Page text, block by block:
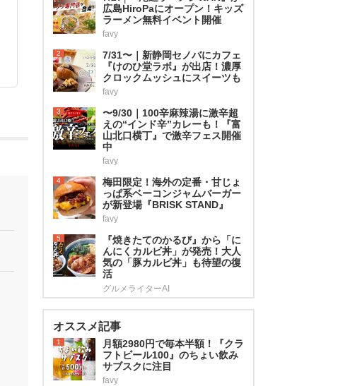
広島HiroPaにオープン！キッズ
ラーメン無料イベント開催
favy
2
7/31〜｜新静岡セノバにカフェ
『けのひ堂ラボ』が出店！濃厚
クロックムッシュにスイーツも
favy
3
〜9/30｜100辛麻辣湯に激辛超
えの“インド辛”カレーも！『富
山北口横丁』で激辛フェス開催
中
favy
4
梅田限定！海外の定番・甘じょ
っぱ系ベーコンジャムバーガー
が新登場『BRISK STAND』
favy
5
『焼きたてのかるび』から「に
んにくカルビ丼」が発売！大人
気の「豚カルビ丼」も待望の復
活
グルメライターAI
オススメ記事
1
月額2980円で毎本半額！『クラ
フトビール100』のちょい飲み
サブスクに注目
favy